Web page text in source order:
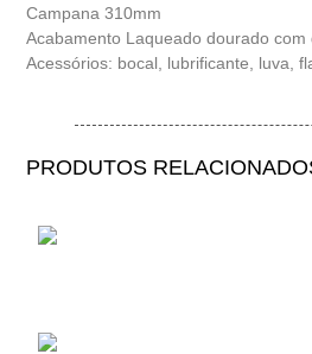
Campana 310mm
Acabamento Laqueado dourado com
Acessórios: bocal, lubrificante, luva,
PRODUTOS